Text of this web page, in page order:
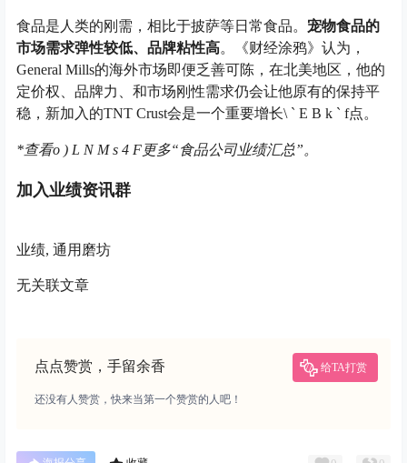
食品是人类的刚需，相比于披萨等日常食品。 宠物食品的
市场需求弹性较低、品牌粘性高。《财经涂鸦》认为，
General Mills的海外市场即便乏善可陈，在北美地区，他的
定价权、品牌力、和市场刚性需求仍会让他原有的保持平
稳，新加入的TNT Crust会是一个重要增长\ ` E B k ` f点。
*查看o ) L N M s 4 F更多“食品公司业绩汇总”。
加入业绩资讯群
业绩, 通用磨坊
无关联文章
点点赞赏，手留余香 给TA打赏
还没有人赞赏，快来当第一个赞赏的人吧！